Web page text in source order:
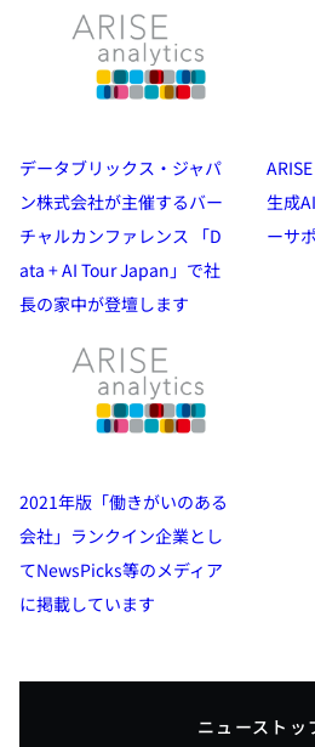
データブリックス・ジャパ
ン株式会社が主催するバー
チャルカンファレンス 「D
ata + AI Tour Japan」で社
長の家中が登壇します
生成
ーサ
2021年版「働きがいのある
会社」ランクイン企業とし
てNewsPicks等のメディア
に掲載しています
ニューストッ